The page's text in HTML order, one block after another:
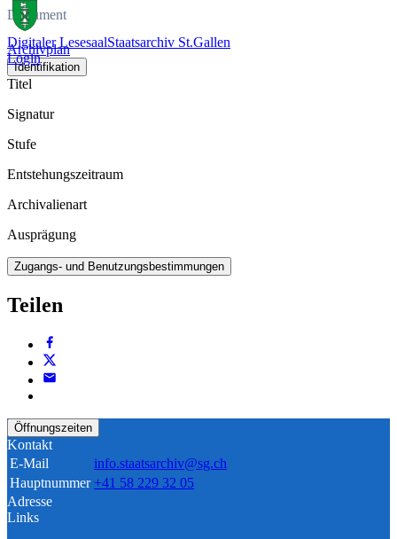
Digitaler LesesaalStaatsarchiv St.Gallen
Login
Dokument
Archivplan
Identifikation
Titel
Signatur
Stufe
Entstehungszeitraum
Archivalienart
Ausprägung
Zugangs- und Benutzungsbestimmungen
Teilen
Öffnungszeiten
Kontakt
E-Mail
info.staatsarchiv@sg.ch
Hauptnummer +41 58 229 32 05
Adresse
Links